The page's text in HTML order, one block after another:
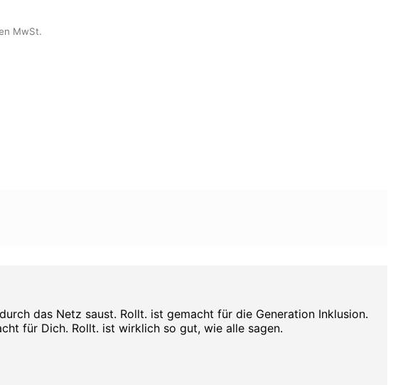
MwSt.
das Netz saust. Rollt. ist gemacht für die Generation Inklusion.
für Dich. Rollt. ist wirklich so gut, wie alle sagen.